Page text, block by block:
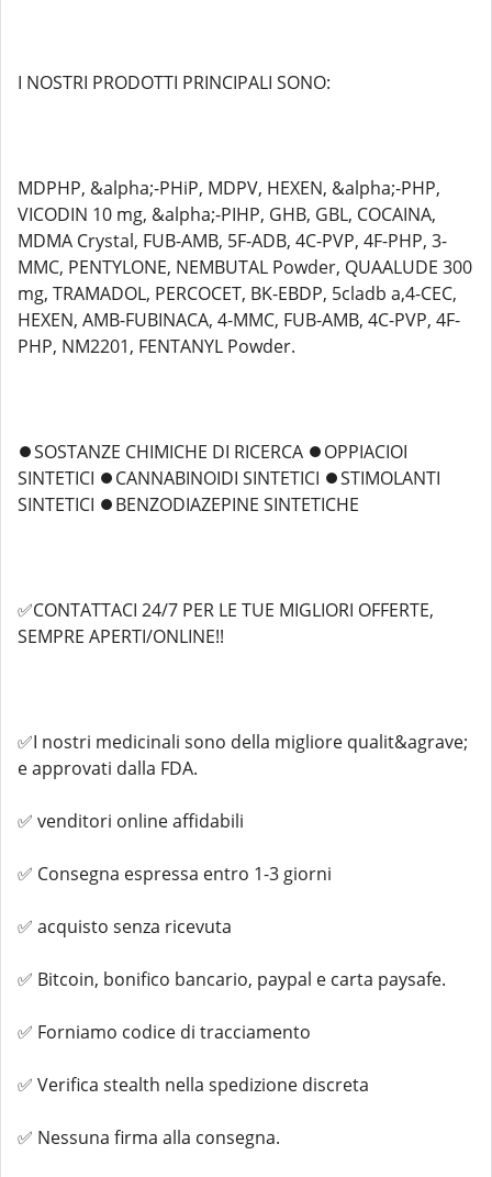
I NOSTRI PRODOTTI PRINCIPALI SONO:
MDPHP, &alpha;-PHiP, MDPV, HEXEN, &alpha;-PHP,
VICODIN 10 mg, &alpha;-PIHP, GHB, GBL, COCAINA,
MDMA Crystal, FUB-AMB, 5F-ADB, 4C-PVP, 4F-PHP, 3-
MMC, PENTYLONE, NEMBUTAL Powder, QUAALUDE 300
mg, TRAMADOL, PERCOCET, BK-EBDP, 5cladb a,4-CEC,
HEXEN, AMB-FUBINACA, 4-MMC, FUB-AMB, 4C-PVP, 4F-
PHP, NM2201, FENTANYL Powder.
⏺️SOSTANZE CHIMICHE DI RICERCA ⏺️OPPIACIOI
SINTETICI ⏺️CANNABINOIDI SINTETICI ⏺️STIMOLANTI
SINTETICI ⏺️BENZODIAZEPINE SINTETICHE
✅CONTATTACI 24/7 PER LE TUE MIGLIORI OFFERTE,
SEMPRE APERTI/ONLINE!!
✅I nostri medicinali sono della migliore qualit&agrave;
e approvati dalla FDA.
✅ venditori online affidabili
✅ Consegna espressa entro 1-3 giorni
✅ acquisto senza ricevuta
✅ Bitcoin, bonifico bancario, paypal e carta paysafe.
✅ Forniamo codice di tracciamento
✅ Verifica stealth nella spedizione discreta
✅ Nessuna firma alla consegna.